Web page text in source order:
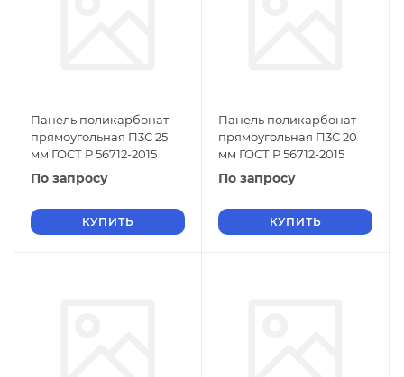
Панель поликарбонат
прямоугольная П3С 25
мм ГОСТ Р 56712-2015
По запросу
КУПИТЬ
Панель поликарбонат
прямоугольная П3С 20
мм ГОСТ Р 56712-2015
По запросу
КУПИТЬ